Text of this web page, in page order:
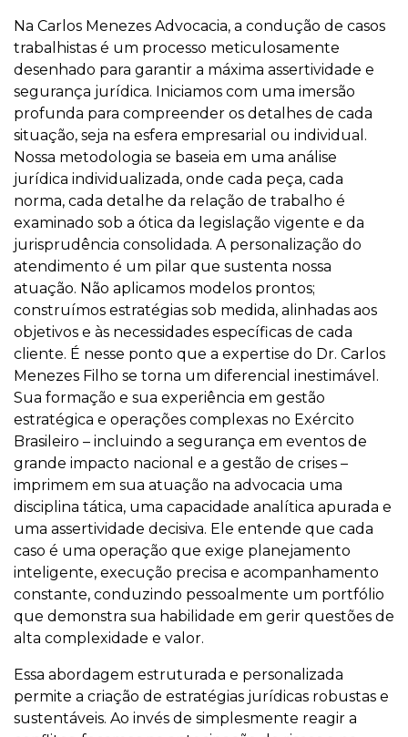
Na Carlos Menezes Advocacia, a condução de casos
trabalhistas é um processo meticulosamente
desenhado para garantir a máxima assertividade e
segurança jurídica. Iniciamos com uma imersão
profunda para compreender os detalhes de cada
situação, seja na esfera empresarial ou individual.
Nossa metodologia se baseia em uma análise
jurídica individualizada, onde cada peça, cada
norma, cada detalhe da relação de trabalho é
examinado sob a ótica da legislação vigente e da
jurisprudência consolidada. A personalização do
atendimento é um pilar que sustenta nossa
atuação. Não aplicamos modelos prontos;
construímos estratégias sob medida, alinhadas aos
objetivos e às necessidades específicas de cada
cliente. É nesse ponto que a expertise do Dr. Carlos
Menezes Filho se torna um diferencial inestimável.
Sua formação e sua experiência em gestão
estratégica e operações complexas no Exército
Brasileiro – incluindo a segurança em eventos de
grande impacto nacional e a gestão de crises –
imprimem em sua atuação na advocacia uma
disciplina tática, uma capacidade analítica apurada e
uma assertividade decisiva. Ele entende que cada
caso é uma operação que exige planejamento
inteligente, execução precisa e acompanhamento
constante, conduzindo pessoalmente um portfólio
que demonstra sua habilidade em gerir questões de
alta complexidade e valor.
Essa abordagem estruturada e personalizada
permite a criação de estratégias jurídicas robustas e
sustentáveis. Ao invés de simplesmente reagir a